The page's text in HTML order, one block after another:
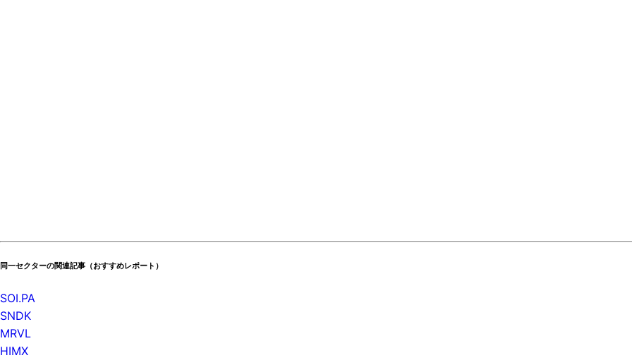
同一セクターの関連記事（おすすめレポート）
SOI.PA
SNDK
MRVL
HIMX